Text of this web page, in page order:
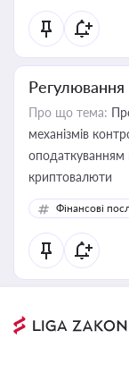
Регулювання
Про що тема:
механізмів
оподаткуванням
криптовалюти
Фінансові